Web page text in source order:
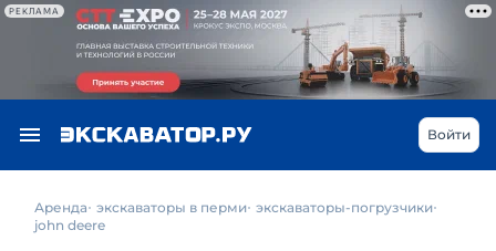
РЕКЛАМА
Войти
Аренда экскаваторы в перми экскаваторы-погрузчики
john deere